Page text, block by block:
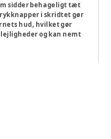
sidder behageligt tæt
i skridtet gør
hud, hvilket gør
og kan nemt